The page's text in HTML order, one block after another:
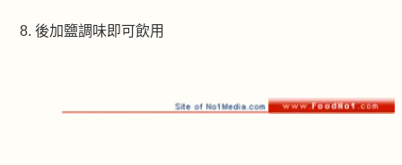
後加鹽調味即可飲用